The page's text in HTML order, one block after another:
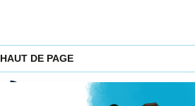
HAUT DE PAGE